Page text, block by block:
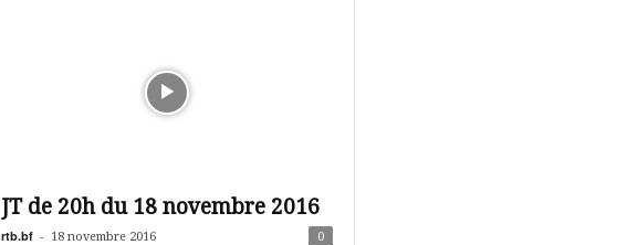
JT de 20h du 18 novembre 2016
rtb.bf - 18 novembre 2016 0